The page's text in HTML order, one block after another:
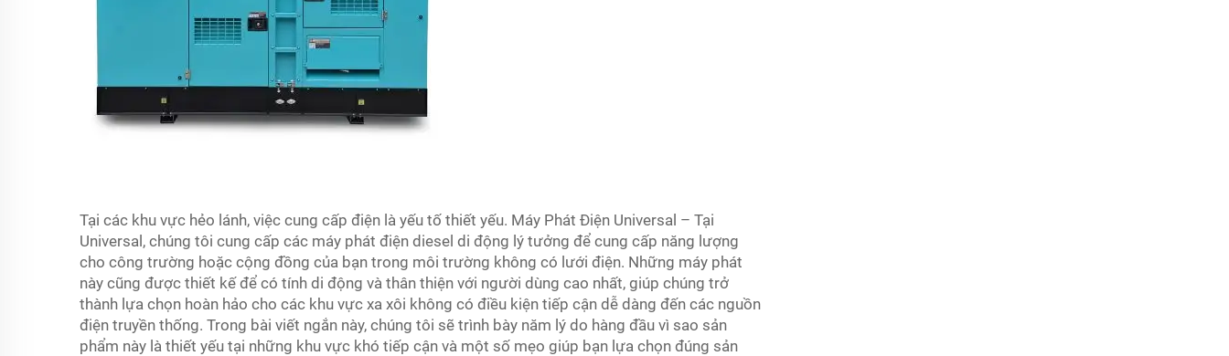
Tại các khu vực hẻo lánh, việc cung cấp điện là yếu tố thiết yếu. Máy Phát Điện Universal – Tại
Universal, chúng tôi cung cấp các máy phát điện diesel di động lý tưởng để cung cấp năng lượng
cho công trường hoặc cộng đồng của bạn trong môi trường không có lưới điện. Những máy phát
này cũng được thiết kế để có tính di động và thân thiện với người dùng cao nhất, giúp chúng trở
thành lựa chọn hoàn hảo cho các khu vực xa xôi không có điều kiện tiếp cận dễ dàng đến các nguồn
điện truyền thống. Trong bài viết ngắn này, chúng tôi sẽ trình bày năm lý do hàng đầu vì sao sản
phẩm này là thiết yếu tại những khu vực khó tiếp cận và một số mẹo giúp bạn lựa chọn đúng sản